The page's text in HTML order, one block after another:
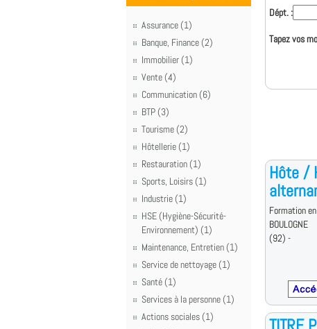
Assurance (1)
Banque, Finance (2)
Immobilier (1)
Vente (4)
Communication (6)
BTP (3)
Tourisme (2)
Hôtellerie (1)
Restauration (1)
Sports, Loisirs (1)
Industrie (1)
HSE (Hygiène-Sécurité-
Environnement) (1)
Maintenance, Entretien (1)
Service de nettoyage (1)
Santé (1)
Services à la personne (1)
Actions sociales (1)
Dépt. :
Tapez vos
Hôte /
Formation
BOULOGNE
(92) -